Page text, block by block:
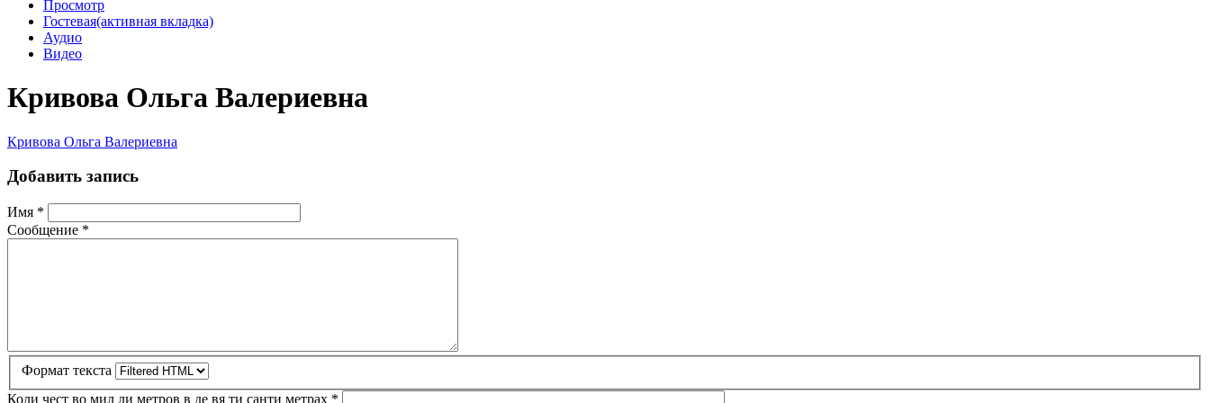
Просмотр
Гостевая(активная вкладка)
Аудио
Видео
Кривова Ольга Валериевна
Кривова Ольга Валериевна
Добавить запись
Имя *
Сообщение *
Формат текста
Коли чест во мил ли метров в де вя ти санти метрах *